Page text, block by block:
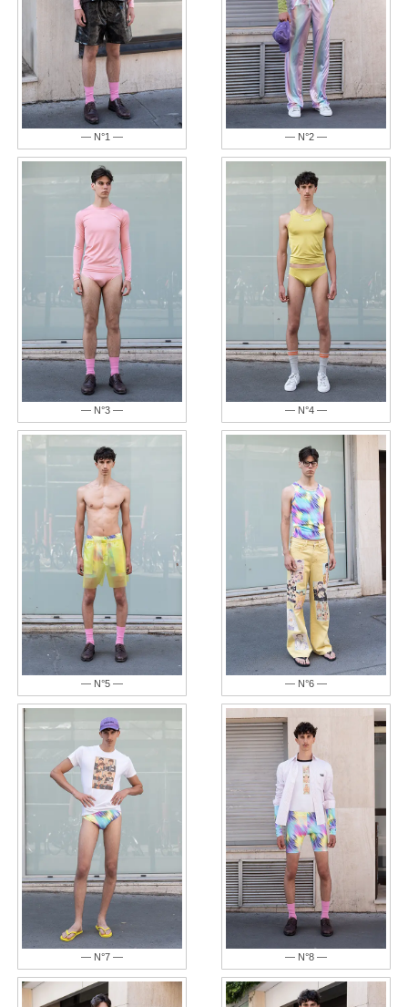
— N°1 — — N°2 —
— N°3 — — N°4 —
— N°5 — — N°6 —
— N°7 — — N°8 —